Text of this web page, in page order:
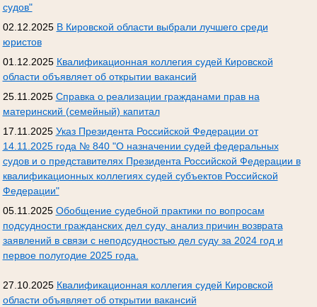
судов"
02.12.2025 В Кировской области выбрали лучшего среди
юристов
01.12.2025 Квалификационная коллегия судей Кировской
области объявляет об открытии вакансий
25.11.2025 Справка о реализации гражданами прав на
материнский (семейный) капитал
17.11.2025 Указ Президента Российской Федерации от
14.11.2025 года № 840 "О назначении судей федеральных
судов и о представителях Президента Российской Федерации в
квалификационных коллегиях судей субъектов Российской
Федерации"
05.11.2025 Обобщение судебной практики по вопросам
подсудности гражданских дел суду, анализ причин возврата
заявлений в связи с неподсудностью дел суду за 2024 год и
первое полугодие 2025 года.
27.10.2025 Квалификационная коллегия судей Кировской
области объявляет об открытии вакансий